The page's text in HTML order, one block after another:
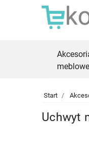
meblowe
Start
Uchwyt